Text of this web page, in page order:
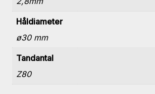
Håldiameter
ø30 mm
Tandantal
Z80